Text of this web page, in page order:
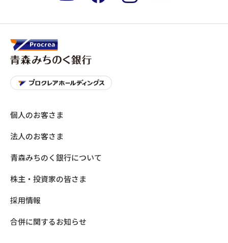
個人のお客さま
法人のお客さま
青森みちのく銀行について
株主・投資家の皆さま
採用情報
合併に関するお知らせ